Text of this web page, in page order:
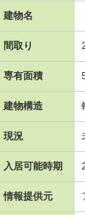
建物名
間取り
専有面積
建物構造
現況
入居可能時期
情報提供元